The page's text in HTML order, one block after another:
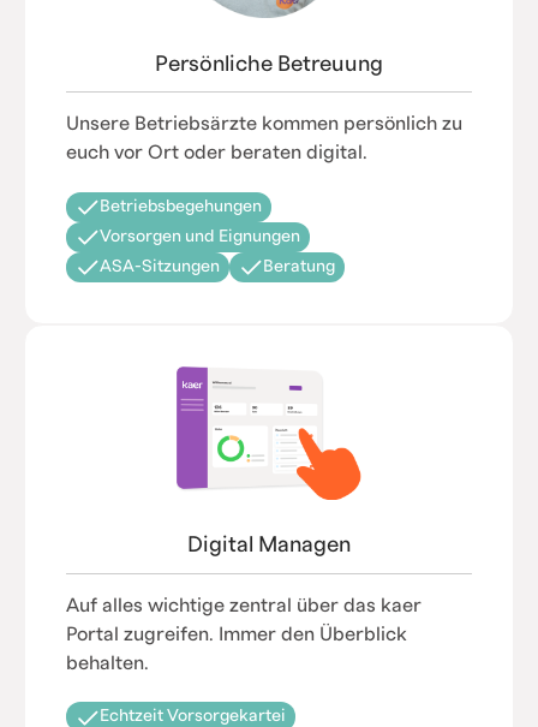
Persönliche Betreuung
Unsere Betriebsärzte kommen persönlich zu
euch vor Ort oder beraten digital.
Betriebsbegehungen
Vorsorgen und Eignungen
ASA-Sitzungen
Beratung
Digital Managen
Auf alles wichtige zentral über das kaer
Portal zugreifen. Immer den Überblick
behalten.
Echtzeit Vorsorgekartei